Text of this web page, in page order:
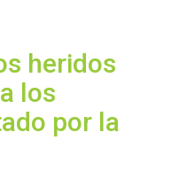
heridos
los
por la